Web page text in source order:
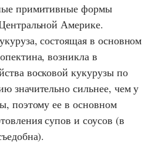
примитивные формы
Америке.
состоящая в основном
возникла в
восковой кукурузы по
значительно сильнее, чем у
поэтому ее в основном
супов и соусов (в